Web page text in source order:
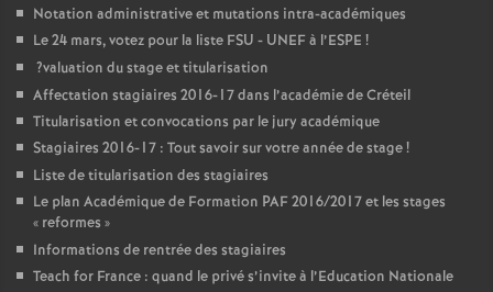
Notation administrative et mutations intra-académiques
Le 24 mars, votez pour la liste FSU - UNEFà l’ESPE !
?valuation du stage et titularisation
Affectation stagiaires 2016-17 dans l’académie de Créteil
Titularisation et convocations par le jury académique
Stagiaires 2016-17 : Tout savoir sur votre année de stage!
Liste de titularisation des stagiaires
Le plan Académique de Formation PAF2016/2017 et les stages
« reformes »
Informations de rentrée des stagiaires
Teach for France : quand le privé s’invite à l’Education Nationale